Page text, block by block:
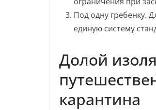
Под одну гребенку.
единую систему
Долой
карантина